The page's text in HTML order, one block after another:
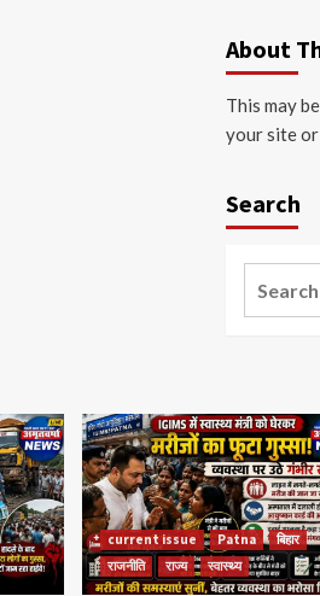
About
This may
your site or
Search
current issue Patna
बिहार
राजनीति
राज्य स्वास्थ्य